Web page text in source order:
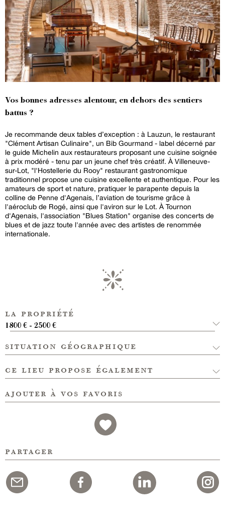
Vos bonnes adresses alentour, en dehors des sentiers
battus ?
Je recommande deux tables d’exception : à Lauzun, le restaurant
"Clément Artisan Culinaire", un Bib Gourmand - label décerné par
le guide Michelin aux restaurateurs proposant une cuisine soignée
à prix modéré - tenu par un jeune chef très créatif. À Villeneuve-
sur-Lot, "l'Hostellerie du Rooy" restaurant gastronomique
traditionnel propose une cuisine excellente et authentique. Pour les
amateurs de sport et nature, pratiquer le parapente depuis la
colline de Penne d'Agenais, l’aviation de tourisme grâce à
l'aéroclub de Rogé, ainsi que l'aviron sur le Lot. À Tournon
d'Agenais, l'association "Blues Station" organise des concerts de
blues et de jazz toute l'année avec des artistes de renommée
internationale.
la propriété
1800 € - 2500 €
situation géographique
ce lieu propose également
ajouter à vos favoris
partager